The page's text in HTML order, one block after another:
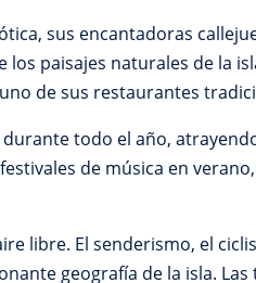
sus encantadoras
paisajes naturales de la
de sus restaurantes
todo el año,
de música en
libre. El senderismo, el
geografía de la isla.